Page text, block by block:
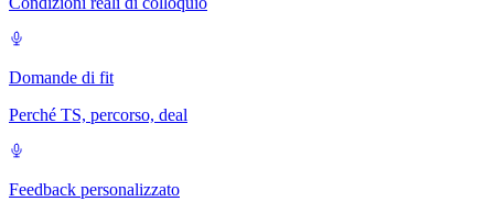
Domande di fit
Perché TS, percorso, deal
Feedback personalizzato